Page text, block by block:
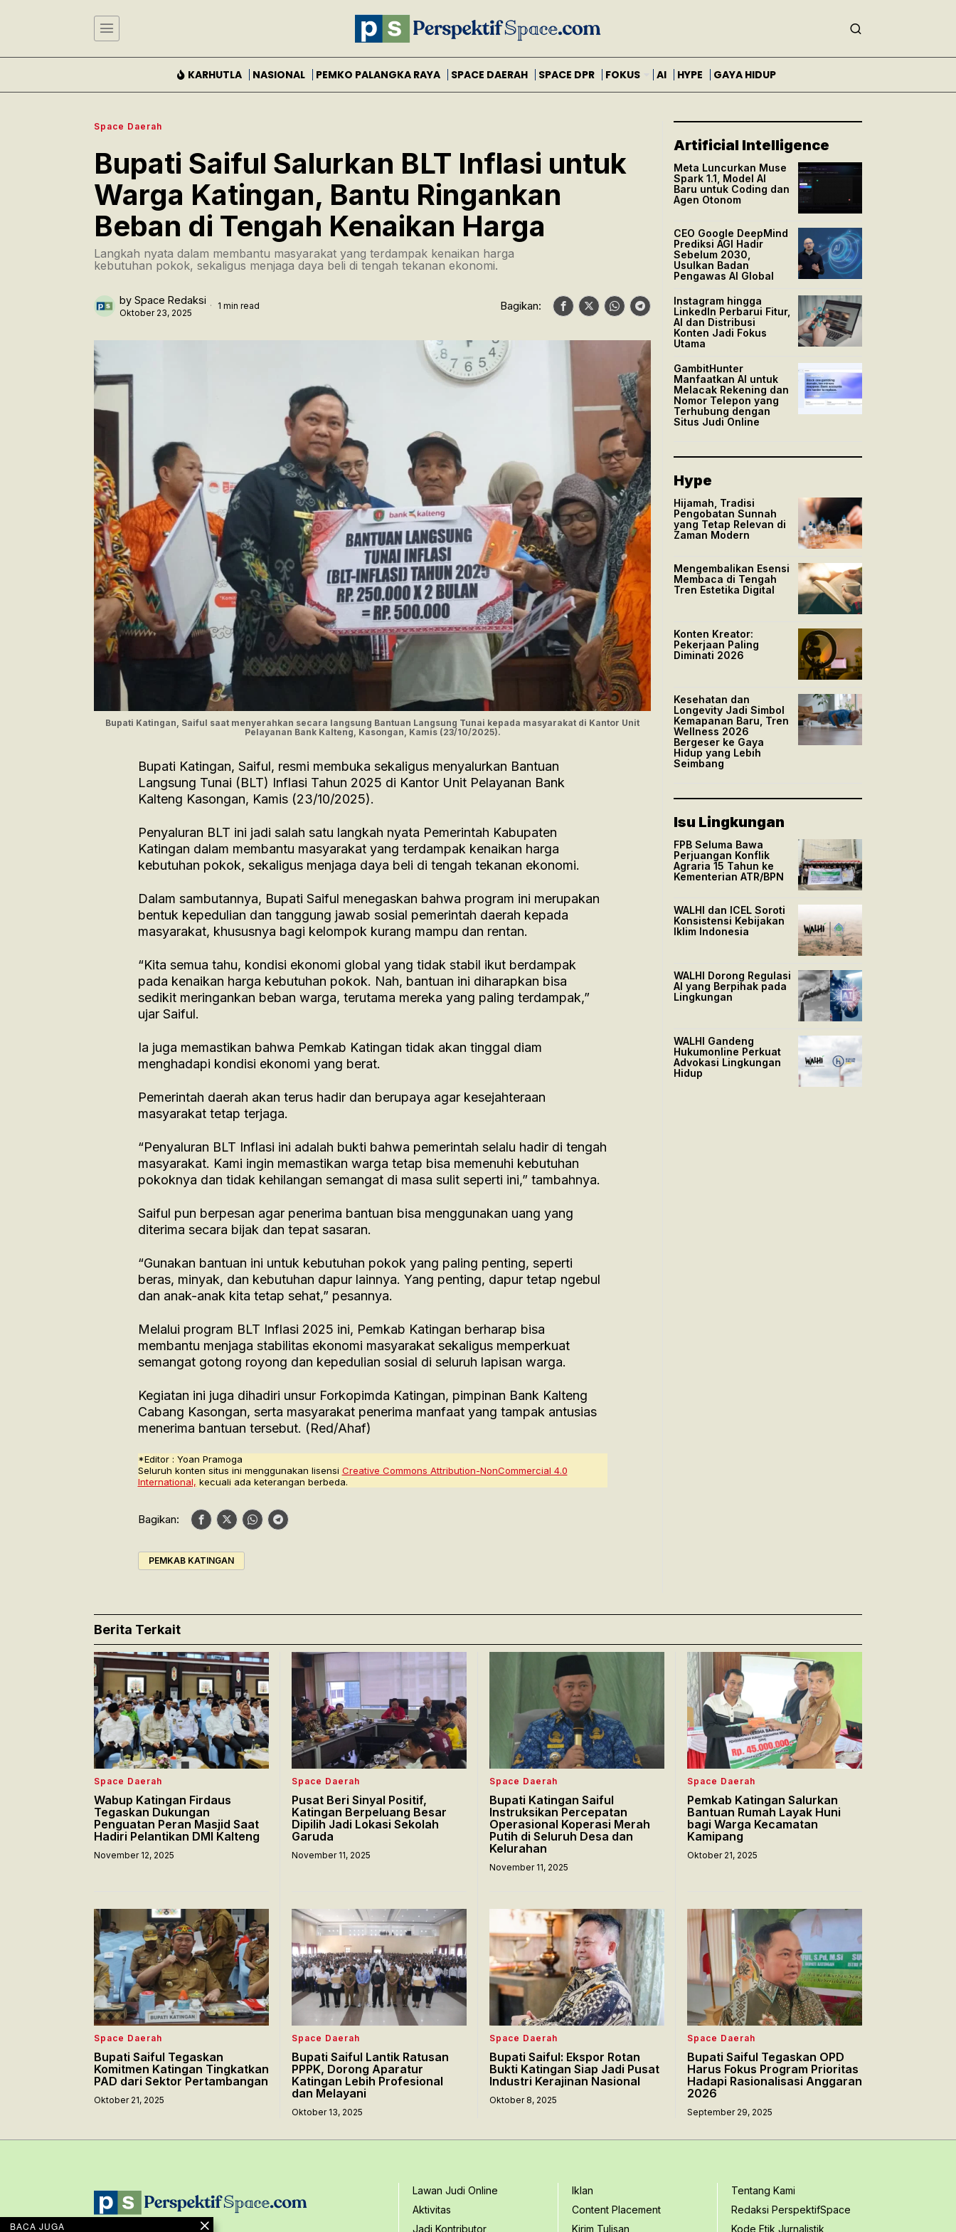
KARHUTLA NASIONAL PEMKO PALANGKA RAYA SPACE DAERAH SPACE DPR FOKUS AI HYPE GAYA HIDUP
Space Daerah
Bupati Saiful Salurkan BLT Inflasi untuk
Warga Katingan, Bantu Ringankan
Beban di Tengah Kenaikan Harga
Langkah nyata dalam membantu masyarakat yang terdampak kenaikan harga
kebutuhan pokok, sekaligus menjaga daya beli di tengah tekanan ekonomi.
by Space Redaksi
Oktober 23, 2025
1 min read Bagikan:
Bupati Katingan, Saiful saat menyerahkan secara langsung Bantuan Langsung Tunai kepada masyarakat di Kantor Unit
Pelayanan Bank Kalteng, Kasongan, Kamis (23/10/2025).
Bupati Katingan, Saiful, resmi membuka sekaligus menyalurkan Bantuan
Langsung Tunai (BLT) Inflasi Tahun 2025 di Kantor Unit Pelayanan Bank
Kalteng Kasongan, Kamis (23/10/2025).
Penyaluran BLT ini jadi salah satu langkah nyata Pemerintah Kabupaten
Katingan dalam membantu masyarakat yang terdampak kenaikan harga
kebutuhan pokok, sekaligus menjaga daya beli di tengah tekanan ekonomi.
Dalam sambutannya, Bupati Saiful menegaskan bahwa program ini merupakan
bentuk kepedulian dan tanggung jawab sosial pemerintah daerah kepada
masyarakat, khususnya bagi kelompok kurang mampu dan rentan.
“Kita semua tahu, kondisi ekonomi global yang tidak stabil ikut berdampak
pada kenaikan harga kebutuhan pokok. Nah, bantuan ini diharapkan bisa
sedikit meringankan beban warga, terutama mereka yang paling terdampak,”
ujar Saiful.
Ia juga memastikan bahwa Pemkab Katingan tidak akan tinggal diam
menghadapi kondisi ekonomi yang berat.
Pemerintah daerah akan terus hadir dan berupaya agar kesejahteraan
masyarakat tetap terjaga.
“Penyaluran BLT Inflasi ini adalah bukti bahwa pemerintah selalu hadir di tengah
masyarakat. Kami ingin memastikan warga tetap bisa memenuhi kebutuhan
pokoknya dan tidak kehilangan semangat di masa sulit seperti ini,” tambahnya.
Saiful pun berpesan agar penerima bantuan bisa menggunakan uang yang
diterima secara bijak dan tepat sasaran.
“Gunakan bantuan ini untuk kebutuhan pokok yang paling penting, seperti
beras, minyak, dan kebutuhan dapur lainnya. Yang penting, dapur tetap ngebul
dan anak-anak kita tetap sehat,” pesannya.
Melalui program BLT Inflasi 2025 ini, Pemkab Katingan berharap bisa
membantu menjaga stabilitas ekonomi masyarakat sekaligus memperkuat
semangat gotong royong dan kepedulian sosial di seluruh lapisan warga.
Kegiatan ini juga dihadiri unsur Forkopimda Katingan, pimpinan Bank Kalteng
Cabang Kasongan, serta masyarakat penerima manfaat yang tampak antusias
menerima bantuan tersebut. (Red/Ahaf)
*Editor : Yoan Pramoga
Seluruh konten situs ini menggunakan lisensi Creative Commons Attribution-NonCommercial 4.0
International, kecuali ada keterangan berbeda.
Bagikan:
PEMKAB KATINGAN
Artificial Intelligence
Meta Luncurkan Muse
Spark 1.1, Model AI
Baru untuk Coding dan
Agen Otonom
CEO Google DeepMind
Prediksi AGI Hadir
Sebelum 2030,
Usulkan Badan
Pengawas AI Global
Instagram hingga
LinkedIn Perbarui Fitur,
AI dan Distribusi
Konten Jadi Fokus
Utama
GambitHunter
Manfaatkan AI untuk
Melacak Rekening dan
Nomor Telepon yang
Terhubung dengan
Situs Judi Online
Hype
Hijamah, Tradisi
Pengobatan Sunnah
yang Tetap Relevan di
Zaman Modern
Mengembalikan Esensi
Membaca di Tengah
Tren Estetika Digital
Konten Kreator:
Pekerjaan Paling
Diminati 2026
Kesehatan dan
Longevity Jadi Simbol
Kemapanan Baru, Tren
Wellness 2026
Bergeser ke Gaya
Hidup yang Lebih
Seimbang
Isu Lingkungan
FPB Seluma Bawa
Perjuangan Konflik
Agraria 15 Tahun ke
Kementerian ATR/BPN
WALHI dan ICEL Soroti
Konsistensi Kebijakan
Iklim Indonesia
WALHI Dorong Regulasi
AI yang Berpihak pada
Lingkungan
WALHI Gandeng
Hukumonline Perkuat
Advokasi Lingkungan
Hidup
Berita Terkait
Space Daerah
Wabup Katingan Firdaus
Tegaskan Dukungan
Penguatan Peran Masjid Saat
Hadiri Pelantikan DMI Kalteng
November 12, 2025
Space Daerah
Pusat Beri Sinyal Positif,
Katingan Berpeluang Besar
Dipilih Jadi Lokasi Sekolah
Garuda
November 11, 2025
Space Daerah
Bupati Katingan Saiful
Instruksikan Percepatan
Operasional Koperasi Merah
Putih di Seluruh Desa dan
Kelurahan
November 11, 2025
Space Daerah
Pemkab Katingan Salurkan
Bantuan Rumah Layak Huni
bagi Warga Kecamatan
Kamipang
Oktober 21, 2025
Space Daerah
Bupati Saiful Tegaskan
Komitmen Katingan Tingkatkan
PAD dari Sektor Pertambangan
Oktober 21, 2025
Space Daerah
Bupati Saiful Lantik Ratusan
PPPK, Dorong Aparatur
Katingan Lebih Profesional
dan Melayani
Oktober 13, 2025
Space Daerah
Bupati Saiful: Ekspor Rotan
Bukti Katingan Siap Jadi Pusat
Industri Kerajinan Nasional
Oktober 8, 2025
Space Daerah
Bupati Saiful Tegaskan OPD
Harus Fokus Program Prioritas
Hadapi Rasionalisasi Anggaran
2026
September 29, 2025
Lawan Judi Online
Aktivitas
Jadi Kontributor
Iklan
Content Placement
Kirim Tulisan
Tentang Kami
Redaksi PerspektifSpace
Kode Etik Jurnalistik
BACA JUGA